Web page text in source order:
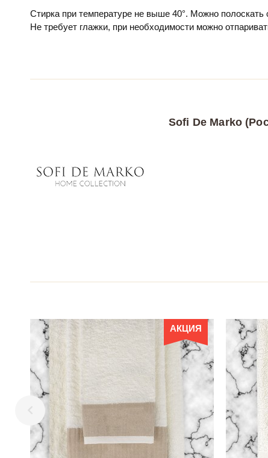
Стирка при температуре не выше 40°. Можно
Не требует глажки, при необходимости можно
Sofi De Marko
АКЦИЯ